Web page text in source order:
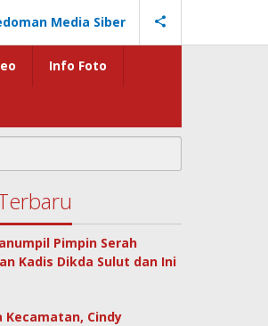
Media Siber
Info Foto
Pimpin Serah
Kadis Dikda Sulut dan Ini
Kecamatan, Cindy